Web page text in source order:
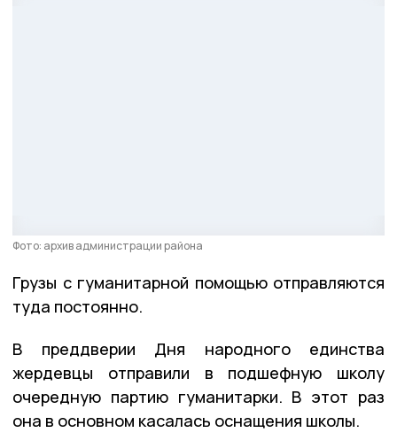
Фото: архив администрации района
Грузы с гуманитарной помощью отправляются
туда постоянно.
В преддверии Дня народного единства
жердевцы отправили в подшефную школу
очередную партию гуманитарки. В этот раз
она в основном касалась оснащения школы.